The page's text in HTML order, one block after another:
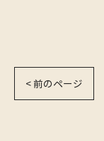
< 前のページ